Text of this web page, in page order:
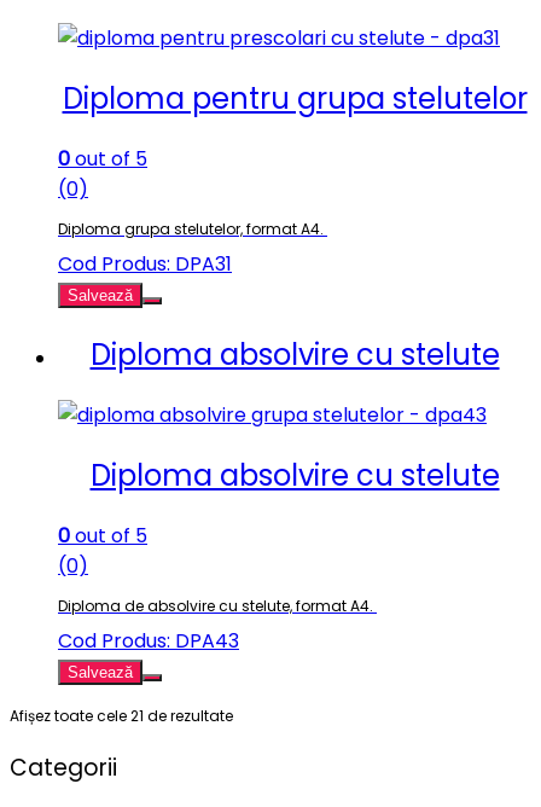
Diploma pentru grupa stelutelor
0out of 5
(0)
Diploma grupa stelutelor, format A4.
Cod Produs: DPA31
Salvează
Diploma absolvire cu stelute
Diploma absolvire cu stelute
0out of 5
(0)
Diploma de absolvire cu stelute, format A4.
Cod Produs: DPA43
Salvează
Afișez toate cele 21 de rezultate
Categorii